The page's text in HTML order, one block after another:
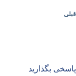
قبلی
پاسخی بگذارید